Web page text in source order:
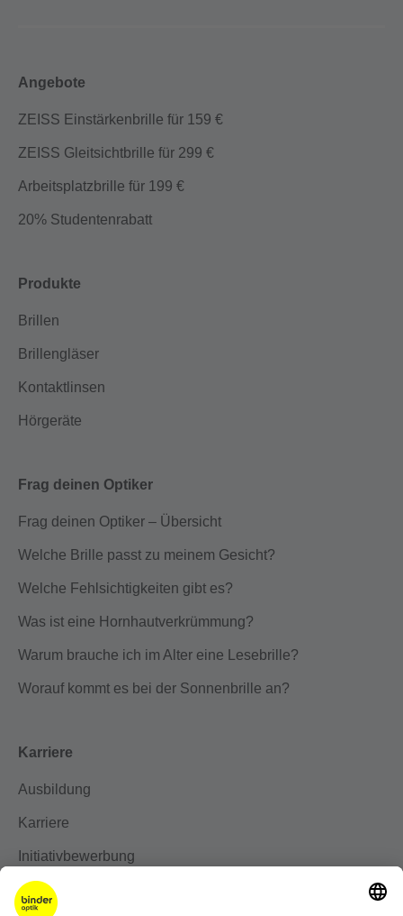
Angebote
ZEISS Einstärkenbrille für 159 €
ZEISS Gleitsichtbrille für 299 €
Arbeitsplatzbrille für 199 €
20% Studentenrabatt
Produkte
Brillen
Brillengläser
Kontaktlinsen
Hörgeräte
Frag deinen Optiker
Frag deinen Optiker – Übersicht
Welche Brille passt zu meinem Gesicht?
Welche Fehlsichtigkeiten gibt es?
Was ist eine Hornhautverkrümmung?
Warum brauche ich im Alter eine Lesebrille?
Worauf kommt es bei der Sonnenbrille an?
Karriere
Ausbildung
Karriere
Initiativbewerbung